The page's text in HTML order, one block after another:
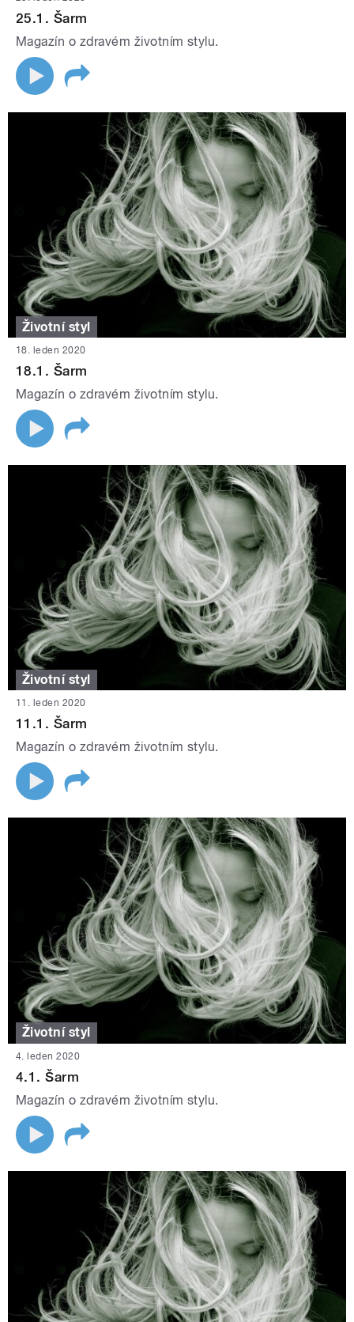
25.1. Šarm
Magazín o zdravém životním stylu.
Životní styl
18. leden 2020
18.1. Šarm
Magazín o zdravém životním stylu.
Životní styl
11. leden 2020
11.1. Šarm
Magazín o zdravém životním stylu.
Životní styl
4. leden 2020
4.1. Šarm
Magazín o zdravém životním stylu.